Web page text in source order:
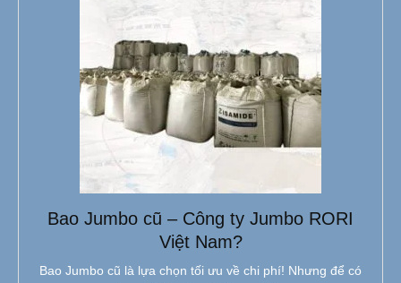
Bao Jumbo cũ – Công ty Jumbo RORI
Việt Nam?
Bao Jumbo cũ là lựa chọn tối ưu về chi phí! Nhưng để có